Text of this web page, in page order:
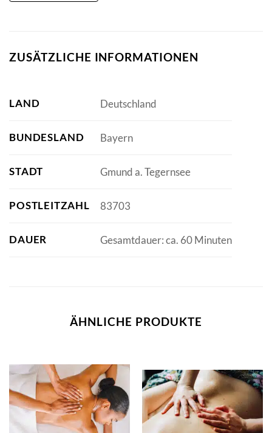
ZUSÄTZLICHE INFORMATIONEN
LAND Deutschland
BUNDESLAND Bayern
STADT Gmund a. Tegernsee
POSTLEITZAHL 83703
DAUER Gesamtdauer: ca. 60 Minuten
ÄHNLICHE PRODUKTE